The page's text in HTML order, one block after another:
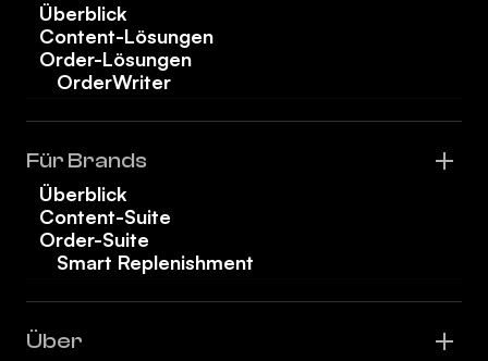
Überblick
Content-Lösungen
Order-Lösungen
OrderWriter
Für Brands
Überblick
Content-Suite
Order-Suite
Smart Replenishment
Über